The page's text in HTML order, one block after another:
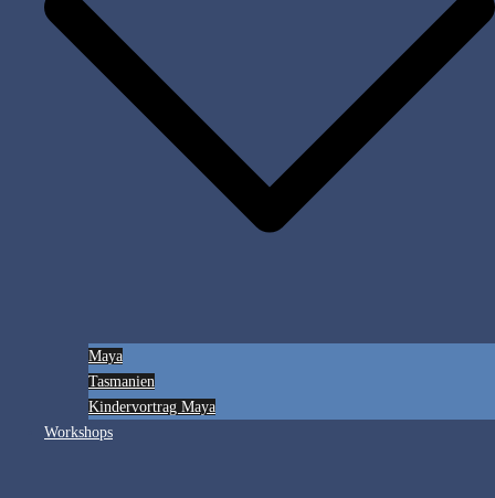
Maya
Tasmanien
Kindervortrag Maya
Workshops